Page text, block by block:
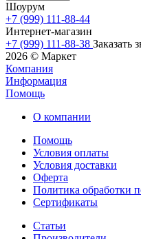
Шоурум
+7 (999) 111-88-44
Интернет-магазин
+7 (999) 111-88-38 Заказать
2026 © Маркет
Компания
Информация
Помощь
О компании
Помощь
Условия оплаты
Условия доставки
Оферта
Политика обработки
Сертификаты
Статьи